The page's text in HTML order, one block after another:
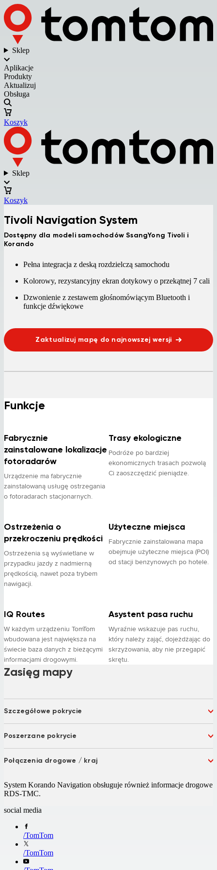
Sklep
Aplikacje
Produkty
Aktualizuj
Obsługa
Koszyk
Sklep
Koszyk
Tivoli Navigation System
Dostępny dla modeli samochodów SsangYong Tivoli i
Korando
Pełna integracja z deską rozdzielczą samochodu
Kolorowy, rezystancyjny ekran dotykowy o przekątnej 7 cali
Dzwonienie z zestawem głośnomówiącym Bluetooth i
funkcje dźwiękowe
Zaktualizuj mapę do najnowszej wersji
Funkcje
Fabrycznie
zainstalowane lokalizacje
fotoradarów
Urządzenie ma fabrycznie
zainstalowaną usługę ostrzegania
o fotoradarach stacjonarnych.
Trasy ekologiczne
Podróże po bardziej
ekonomicznych trasach pozwolą
Ci zaoszczędzić pieniądze.
Ostrzeżenia o
przekroczeniu prędkości
Ostrzeżenia są wyświetlane w
przypadku jazdy z nadmierną
prędkością, nawet poza trybem
nawigacji.
Użyteczne miejsca
Fabrycznie zainstalowana mapa
obejmuje użyteczne miejsca (POI)
od stacji benzynowych po hotele.
IQ Routes
W każdym urządzeniu TomTom
wbudowana jest największa na
świecie baza danych z bieżącymi
informacjami drogowymi.
Asystent pasa ruchu
Wyraźnie wskazuje pas ruchu,
który należy zająć, dojeżdżając do
skrzyżowania, aby nie przegapić
skrętu.
Zasięg mapy
Szczegółowe pokrycie
Argentina
Austria
Bahrein
Belgium
Croatia
Czech Republic
Denmark
Estonia
Germany
Greece
Ireland
Poszerzane pokrycie
Montenegro
Połączenia drogowe / kraj
Macedonia
Ukraine
System Korando Navigation obsługuje również informacje drogowe
RDS-TMC.
social media
/TomTom
/TomTom